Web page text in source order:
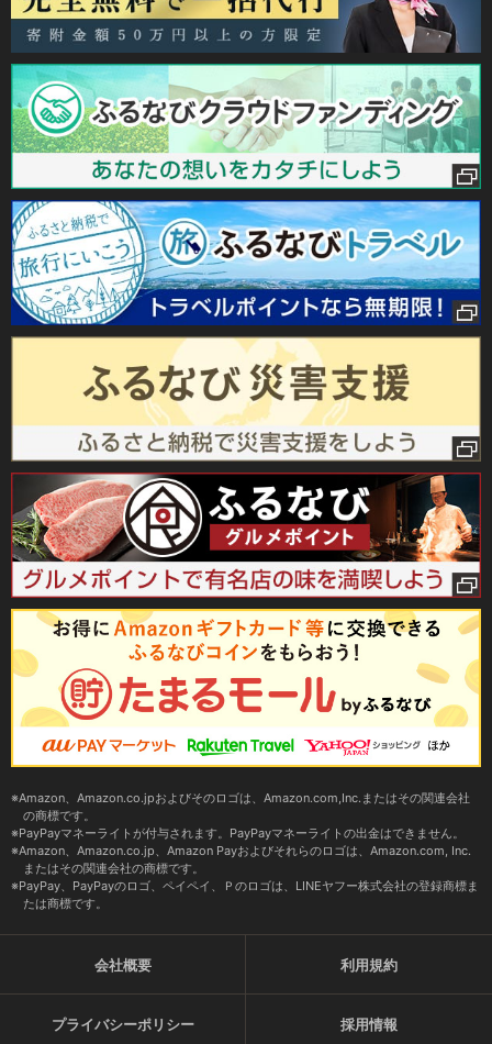
Amazon、Amazon.co.jpおよびそのロゴは、Amazon.com,Inc.またはその関連会社
の商標です。
PayPayマネーライトが付与されます。PayPayマネーライトの出金はできません。
Amazon、Amazon.co.jp、Amazon Payおよびそれらのロゴは、Amazon.com, Inc.
またはその関連会社の商標です。
PayPay、PayPayのロゴ、ペイペイ、Ｐのロゴは、LINEヤフー株式会社の登録商標ま
たは商標です。
会社概要 利用規約
プライバシーポリシー 採用情報